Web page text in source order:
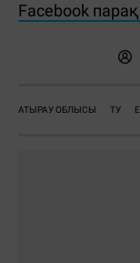
Facebook
АТЫРАУ ОБЛЫСЫ ТУ